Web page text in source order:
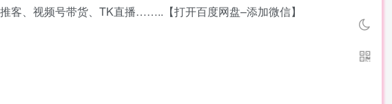
客、视频号带货、TK直播……..【打开百度网盘–添加微信】